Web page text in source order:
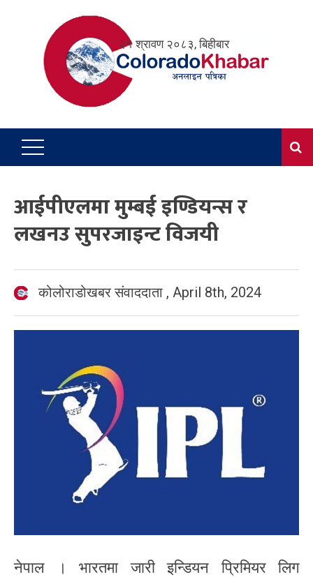
२१ श्रावण २०८३, बिहीबार
आईपीएलमा मुम्बई इण्डियन्स र
लखनउ सुपरजाइन्ट विजयी
कोलोराडोखबर संवाददाता , April 8th, 2024
नेपाल । भारतमा जारी इन्डियन प्रिमियर लिग